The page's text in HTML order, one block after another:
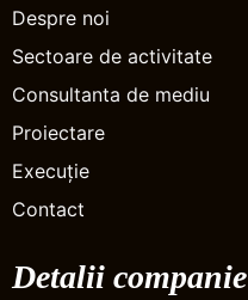
Despre noi
Sectoare de activitate
Consultanta de mediu
Proiectare
Execuție
Contact
Detalii companie